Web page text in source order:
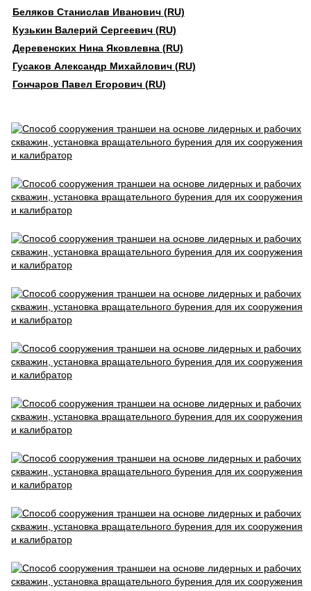
Беляков Станислав Иванович (RU)
Кузькин Валерий Сергеевич (RU)
Деревенских Нина Яковлевна (RU)
Гусаков Александр Михайлович (RU)
Гончаров Павел Егорович (RU)